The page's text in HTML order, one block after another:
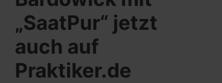
„SaatPur“ jetzt
auch auf
Praktiker.de